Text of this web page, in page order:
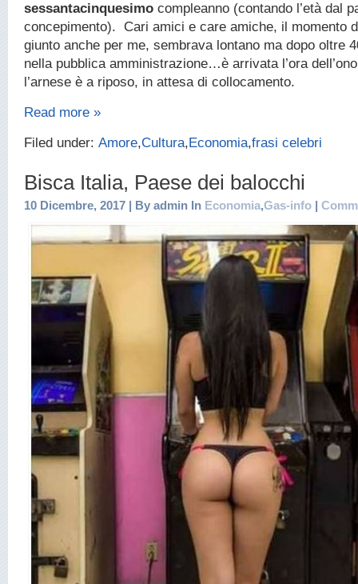
sessantacinquesimo compleanno (contando l’età dal
concepimento). Cari amici e care amiche, il momento
giunto anche per me, sembrava lontano ma dopo oltre
nella pubblica amministrazione…è arrivata l’ora
l’arnese è a riposo, in attesa di collocamento.
Read more »
Filed under: Amore,Cultura,Economia,frasi celebri
Bisca Italia, Paese dei balocchi
10 Dicembre, 2017 | By admin In Economia,Gas-info |